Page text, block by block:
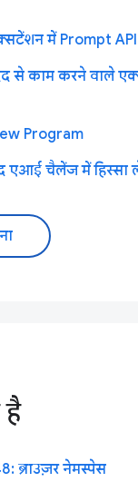
में Prompt API
से काम करने वाले
Program
एआई चैलेंज में हिस्सा
है
ब्राउज़र नेमस्पेस